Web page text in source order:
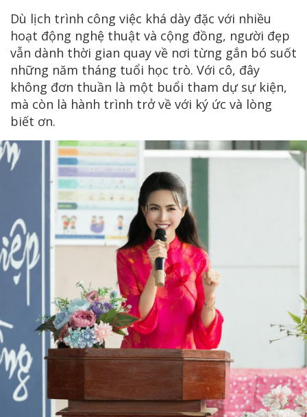
Dù lịch trình công việc khá dày đặc với nhiều
hoạt động nghệ thuật và cộng đồng, người đẹp
vẫn dành thời gian quay về nơi từng gắn bó suốt
những năm tháng tuổi học trò. Với cô, đây
không đơn thuần là một buổi tham dự sự kiện,
mà còn là hành trình trở về với ký ức và lòng
biết ơn.